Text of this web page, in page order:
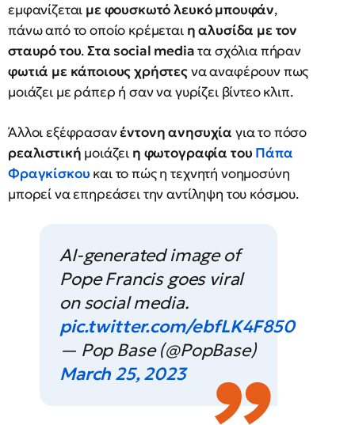
εμφανίζεται με φουσκωτό λευκό μπουφάν,
πάνω από το οποίο κρέμεται η αλυσίδα με τον
σταυρό του.Στα social mediaτα σχόλια πήραν
φωτιά με κάποιους χρήστεςνα αναφέρουν πως
μοιάζει με ράπερ ή σαν να γυρίζει βίντεο κλιπ.
Άλλοι εξέφρασανέντονη ανησυχία για το πόσο
ρεαλιστική μοιάζει η φωτογραφία του Πάπα
Φραγκίσκου και το πώς η τεχνητή νοημοσύνη
μπορεί να επηρεάσει την αντίληψη του κόσμου.
AI-generated image of
Pope Francis goes viral
on social media.
pic.twitter.com/ebfLK4F850
— Pop Base (@PopBase)
March 25, 2023